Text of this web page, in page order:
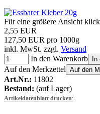
Für eine größere Ansicht
2,55 EUR
127,50 EUR pro 1000g
inkl. MwSt. zzgl. Versand
In den Warenkorb
Auf den Merkzettel Auf den
Art.Nr.: 11802
Bestand: (auf Lager)
Artikeldatenblatt drucken: